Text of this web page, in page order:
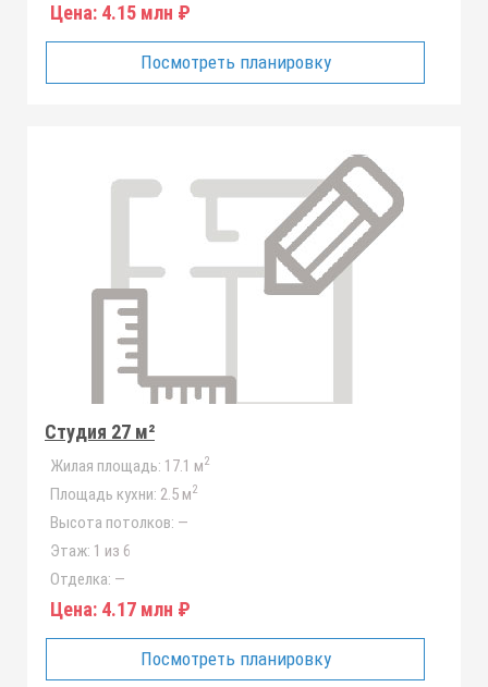
Цена: 4.15 млн ₽
Посмотреть планировку
Студия 27 м²
Жилая площадь: 17.1 м2
Площадь кухни: 2.5 м2
Высота потолков: —
Этаж: 1 из 6
Отделка: —
Цена: 4.17 млн ₽
Посмотреть планировку